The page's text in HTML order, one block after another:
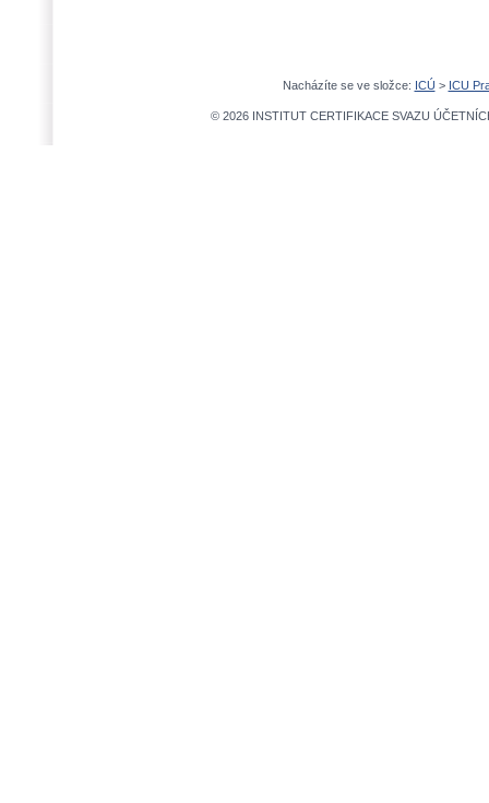
Nacházíte se ve složce: ICÚ > ICU
© 2026 INSTITUT CERTIFIKACE SVAZU